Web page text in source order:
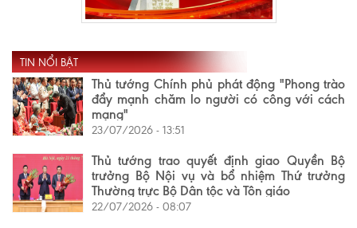
TIN NỔI BẬT
Thủ tướng Chính phủ phát động "Phong trào
đẩy mạnh chăm lo người có công với cách
mạng"
23/07/2026 - 13:51
Thủ tướng trao quyết định giao Quyền Bộ
trưởng Bộ Nội vụ và bổ nhiệm Thứ trưởng
Thường trực Bộ Dân tộc và Tôn giáo
22/07/2026 - 08:07